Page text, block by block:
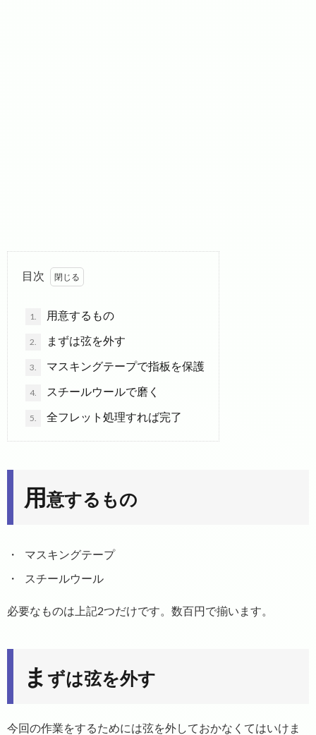
目次
1. 用意するもの
2. まずは弦を外す
3. マスキングテープで指板を保護
4. スチールウールで磨く
5. 全フレット処理すれば完了
用意するもの
マスキングテープ
スチールウール
必要なものは上記2つだけです。数百円で揃います。
ま ずは弦を外す
今回の作業をするためには弦を外しておかなくてはいけま